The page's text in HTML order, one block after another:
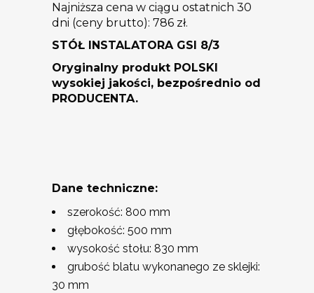
Najniższa cena w ciągu ostatnich 30
dni (ceny brutto): 786 zł.
STÓŁ INSTALATORA GSI 8/3
Oryginalny produkt POLSKI
wysokiej jakości, bezpośrednio od
PRODUCENTA.
Dane techniczne:
szerokość: 800 mm
głębokość: 500 mm
wysokość stołu: 830 mm
grubość blatu wykonanego ze sklejki:
30 mm